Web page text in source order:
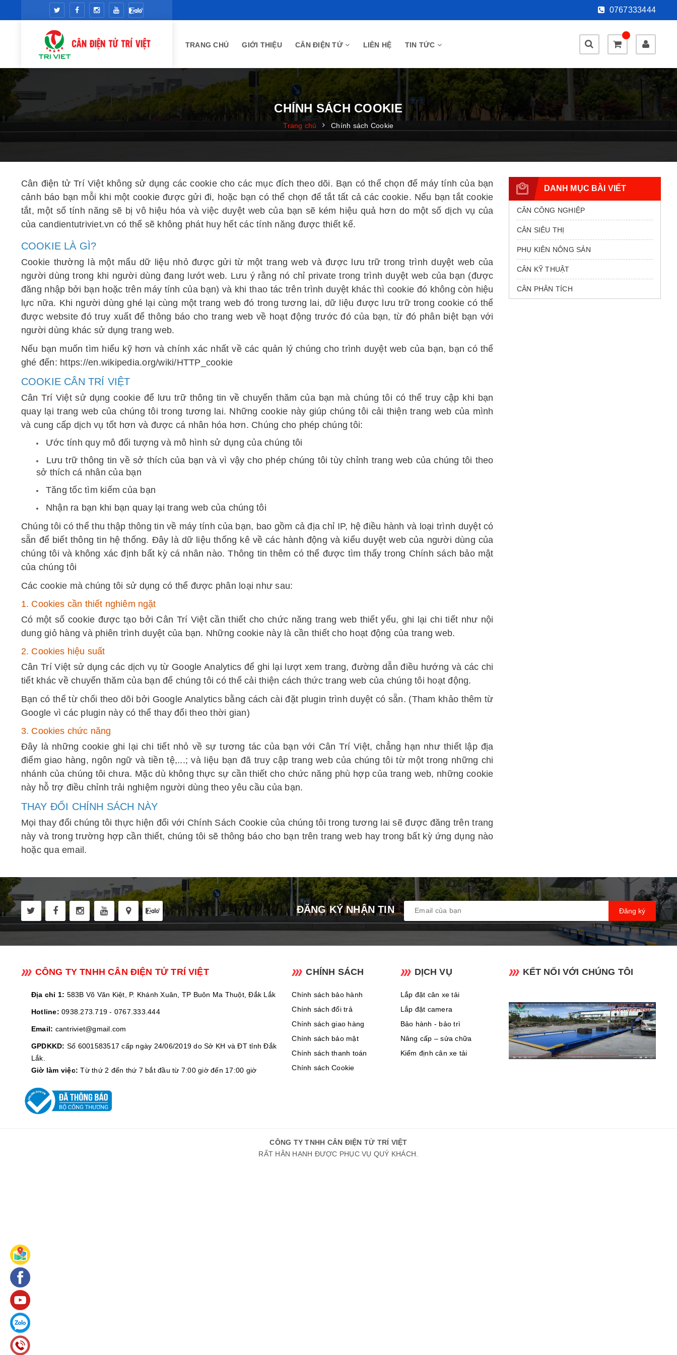
0767333444
TRANG CHỦ GIỚI THIỆU CÂN ĐIỆN TỬ LIÊN HỆ TIN TỨC
CHÍNH SÁCH COOKIE
Trang chủ Chính sách Cookie
Cân điện tử Trí Việt không sử dụng các cookie cho các mục đích theo dõi. Bạn có thể chọn để máy tính của bạn
cảnh báo bạn mỗi khi một cookie được gửi đi, hoặc bạn có thể chọn để tắt tất cả các cookie. Nếu bạn tắt cookie
tắt, một số tính năng sẽ bị vô hiệu hóa và việc duyệt web của bạn sẽ kém hiệu quả hơn do một số dịch vụ của
của candientutriviet.vn có thể sẽ không phát huy hết các tính năng được thiết kế.
COOKIE LÀ GÌ?
Cookie thường là một mẩu dữ liệu nhỏ được gửi từ một trang web và được lưu trữ trong trình duyệt web của
người dùng trong khi người dùng đang lướt web. Lưu ý rằng nó chỉ private trong trình duyệt web của bạn (được
đăng nhập bởi bạn hoặc trên máy tính của bạn) và khi thao tác trên trình duyệt khác thì cookie đó không còn hiệu
lực nữa. Khi người dùng ghé lại cùng một trang web đó trong tương lai, dữ liệu được lưu trữ trong cookie có thể
được website đó truy xuất để thông báo cho trang web về hoạt động trước đó của bạn, từ đó phân biệt bạn với
người dùng khác sử dụng trang web.
Nếu bạn muốn tìm hiểu kỹ hơn và chính xác nhất về các quản lý chúng cho trình duyệt web của bạn, bạn có thể
ghé đến: https://en.wikipedia.org/wiki/HTTP_cookie
COOKIE CÂN TRÍ VIỆT
Cân Trí Việt sử dụng cookie để lưu trữ thông tin về chuyến thăm của bạn mà chúng tôi có thể truy cập khi bạn
quay lại trang web của chúng tôi trong tương lai. Những cookie này giúp chúng tôi cải thiện trang web của mình
và cung cấp dịch vụ tốt hơn và được cá nhân hóa hơn. Chúng cho phép chúng tôi:
Ước tính quy mô đối tượng và mô hình sử dụng của chúng tôi
Lưu trữ thông tin về sở thích của bạn và vì vậy cho phép chúng tôi tùy chỉnh trang web của chúng tôi theo
sở thích cá nhân của bạn
Tăng tốc tìm kiếm của bạn
Nhận ra bạn khi bạn quay lại trang web của chúng tôi
Chúng tôi có thể thu thập thông tin về máy tính của bạn, bao gồm cả địa chỉ IP, hệ điều hành và loại trình duyệt có
sẵn để biết thông tin hệ thống. Đây là dữ liệu thống kê về các hành động và kiểu duyệt web của người dùng của
chúng tôi và không xác định bất kỳ cá nhân nào. Thông tin thêm có thể được tìm thấy trong Chính sách bảo mật
của chúng tôi
Các cookie mà chúng tôi sử dụng có thể được phân loại như sau:
1. Cookies cần thiết nghiêm ngặt
Có một số cookie được tạo bởi Cân Trí Việt cần thiết cho chức năng trang web thiết yếu, ghi lại chi tiết như nội
dung giỏ hàng và phiên trình duyệt của bạn. Những cookie này là cần thiết cho hoạt động của trang web.
2. Cookies hiệu suất
Cân Trí Việt sử dụng các dịch vụ từ Google Analytics để ghi lại lượt xem trang, đường dẫn điều hướng và các chi
tiết khác về chuyến thăm của bạn để chúng tôi có thể cải thiện cách thức trang web của chúng tôi hoạt động.
Bạn có thể từ chối theo dõi bởi Google Analytics bằng cách cài đặt plugin trình duyệt có sẵn. (Tham khảo thêm từ
Google vì các plugin này có thể thay đổi theo thời gian)
3. Cookies chức năng
Đây là những cookie ghi lại chi tiết nhỏ về sự tương tác của bạn với Cân Trí Việt, chẳng hạn như thiết lập địa
điểm giao hàng, ngôn ngữ và tiền tệ,...; và liệu bạn đã truy cập trang web của chúng tôi từ một trong những chi
nhánh của chúng tôi chưa. Mặc dù không thực sự cần thiết cho chức năng phù hợp của trang web, những cookie
này hỗ trợ điều chỉnh trải nghiệm người dùng theo yêu cầu của bạn.
THAY ĐỔI CHÍNH SÁCH NÀY
Mọi thay đổi chúng tôi thực hiện đối với Chính Sách Cookie của chúng tôi trong tương lai sẽ được đăng trên trang
này và trong trường hợp cần thiết, chúng tôi sẽ thông báo cho bạn trên trang web hay trong bất kỳ ứng dụng nào
hoặc qua email.
DANH MỤC BÀI VIẾT
CÂN CÔNG NGHIỆP
CÂN SIÊU THỊ
PHỤ KIÊN NÔNG SẢN
CÂN KỸ THUẬT
CÂN PHÂN TÍCH
ĐĂNG KÝ NHẬN TIN Đăng ký
CÔNG TY TNHH CÂN ĐIỆN TỬ TRÍ VIỆT
Địa chỉ 1: 583B Võ Văn Kiệt, P. Khánh Xuân, TP Buôn Ma Thuột, Đắk Lắk
Hotline: 0938.273.719 - 0767.333.444
Email: cantriviet@gmail.com
GPDKKD: Số 6001583517 cấp ngày 24/06/2019 do Sở KH và ĐT tỉnh Đắk
Lắk.
Giờ làm việc: Từ thứ 2 đến thứ 7 bắt đầu từ 7:00 giờ đến 17:00 giờ
CHÍNH SÁCH
Chính sách bảo hành
Chính sách đổi trả
Chính sách giao hàng
Chính sách bảo mật
Chính sách thanh toán
Chính sách Cookie
DỊCH VỤ
Lắp đặt cân xe tải
Lắp đặt camera
Bảo hành - bảo trì
Nâng cấp – sửa chữa
Kiểm định cân xe tải
KẾT NỐI VỚI CHÚNG TÔI
CÔNG TY TNHH CÂN ĐIỆN TỬ TRÍ VIỆT
RẤT HÂN HẠNH ĐƯỢC PHỤC VỤ QUÝ KHÁCH.